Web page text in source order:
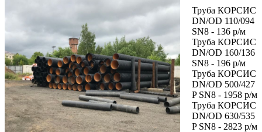
Труба КОРСИС
DN/OD 110/094
SN8 - 136 р/м
Труба КОРСИС
DN/OD 160/136
SN8 - 196 р/м
Труба КОРСИС
DN/OD 500/427
P SN8 - 1958 р/м
Труба КОРСИС
DN/OD 630/535
P SN8 - 2823 р/м